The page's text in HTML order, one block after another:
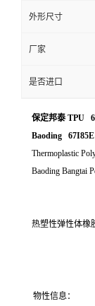
外形尺寸
厂家
是否进口
保定邦泰 TPU
Baoding 67I85E
Thermoplastic
Baoding Bangtai
热塑性弹性体橡
物性信息：